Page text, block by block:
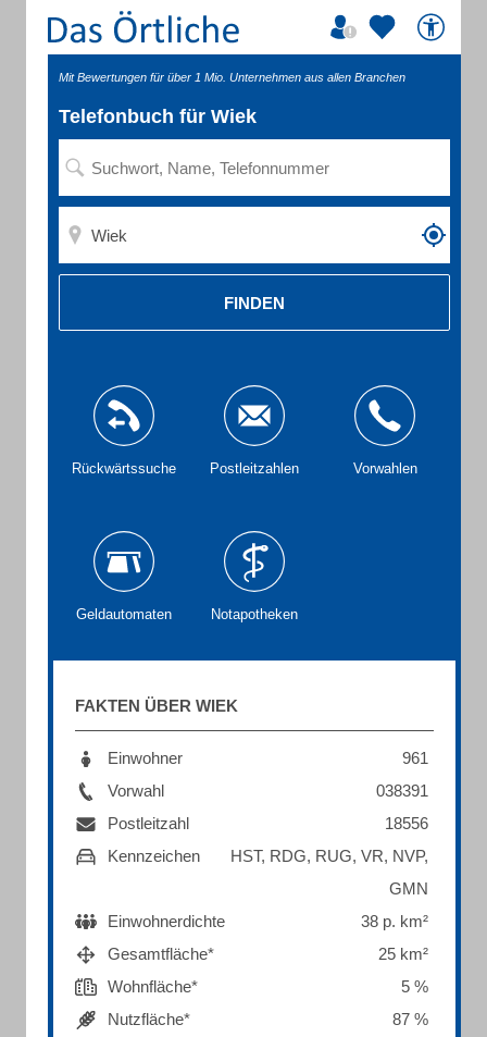
Mit Bewertungen für über 1 Mio. Unternehmen aus allen Branchen
Telefonbuch für Wiek
FINDEN
Rückwärtssuche Postleitzahlen Vorwahlen
Geldautomaten Notapotheken
FAKTEN ÜBER WIEK
Einwohner
961
Vorwahl
038391
Postleitzahl
18556
Kennzeichen
HST, RDG, RUG, VR, NVP,
GMN
Einwohnerdichte
38 p. km²
Gesamtfläche*
25 km²
Wohnfläche*
5 %
Nutzfläche*
87 %